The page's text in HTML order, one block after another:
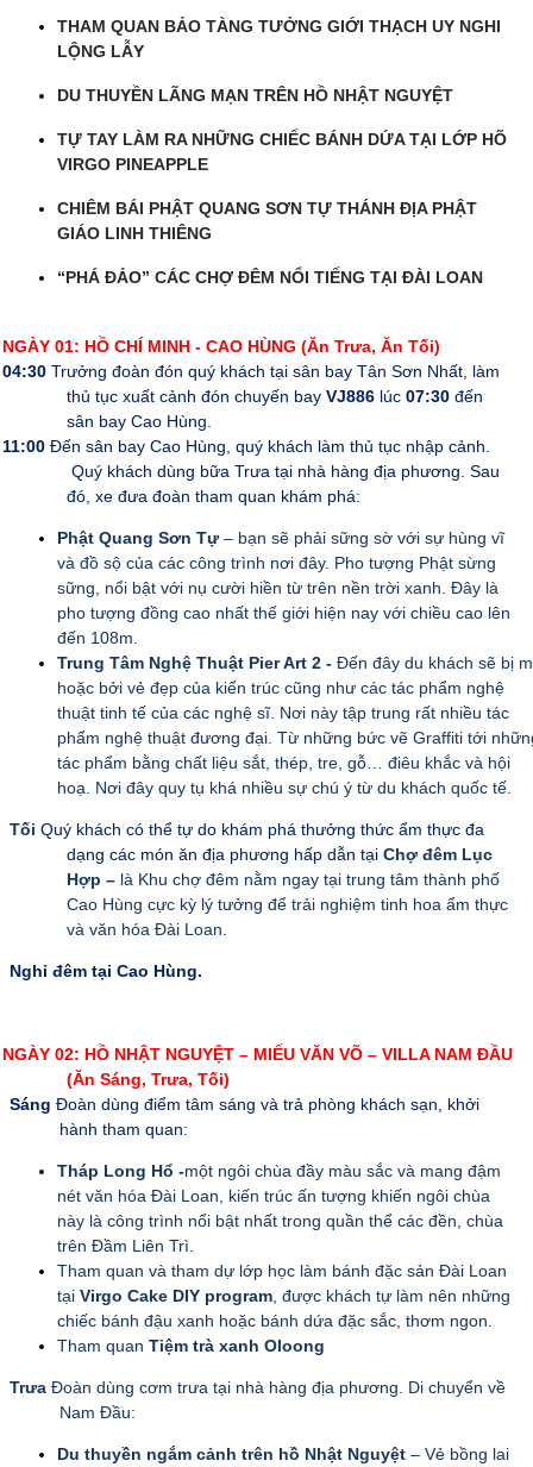
THAM QUAN BẢO TÀNG TƯỞNG GIỚI THẠCH UY NGHI
LỘNG LẪY
DU THUYỀN LÃNG MẠN TRÊN HỒ NHẬT NGUYỆT
TỰ TAY LÀM RA NHỮNG CHIẾC BÁNH DỨA TẠI LỚP HÕ
VIRGO PINEAPPLE
CHIÊM BÁI PHẬT QUANG SƠN TỰ THÁNH ĐỊA PHẬT
GIÁO LINH THIÊNG
“PHÁ ĐẢO” CÁC CHỢ ĐÊM NỔI TIẾNG TẠI ĐÀI LOAN
NGÀY 01: HỒ CHÍ MINH - CAO HÙNG (Ăn Trưa, Ăn Tối)
04:30 Trưởng đoàn đón quý khách tại sân bay Tân Sơn Nhất, làm
thủ tục xuất cảnh đón chuyến bay VJ886 lúc 07:30 đến
sân bay Cao Hùng.
11:00 Đến sân bay Cao Hùng, quý khách làm thủ tục nhập cảnh.
Quý khách dùng bữa Trưa tại nhà hàng địa phương. Sau
đó, xe đưa đoàn tham quan khám phá:
Phật Quang Sơn Tự– bạn sẽ phải sững sờ với sự hùng vĩ
và đồ sộ của các công trình nơi đây. Pho tượng Phật sừng
sững, nổi bật với nụ cười hiền từ trên nền trời xanh. Đây là
pho tượng đồng cao nhất thế giới hiện nay với chiều cao lên
đến 108m.
Trung Tâm Nghệ Thuật Pier Art 2 - Đến đây du khách sẽ bị
hoặc bởi vẻ đẹp của kiến trúc cũng như các tác phẩm nghệ
thuật tinh tế của các nghệ sĩ. Nơi này tập trung rất nhiều tác
phẩm nghệ thuật đương đại. Từ những bức vẽ Graffiti tới
tác phẩm bằng chất liệu sắt, thép, tre, gỗ… điêu khắc và hội
hoạ. Nơi đây quy tụ khá nhiều sự chú ý từ du khách quốc tế.
Tối Quý khách có thể tự do khám phá thưởng thức ẩm thực đa
dạng các món ăn địa phương hấp dẫn tại Chợ đêm Lục
Hợp – là Khu chợ đêm nằm ngay tại trung tâm thành phố
Cao Hùng cực kỳ lý tưởng để trải nghiệm tinh hoa ẩm thực
và văn hóa Đài Loan
Nghỉ đêm tại Cao Hùng.
NGÀY 02: HỒ NHẬT NGUYỆT – MIẾU VĂN VÕ – VILLA NAM ĐẦU
(Ăn Sáng, Trưa, Tối)
Sáng Đoàn dùng điểm tâm sáng và trả phòng khách sạn, khởi
hành tham quan:
Tháp Long Hổ -một ngôi chùa đầy màu sắc và mang đậm
nét văn hóa Đài Loan, kiến trúc ấn tượng khiến ngôi chùa
này là công trình nổi bật nhất trong quần thể các đền, chùa
trên Đầm Liên Trì.
Tham quan và tham dự lớp học làm bánh đặc sản Đài Loan
tại Virgo Cake DIY program , được khách tự làm nên những
chiếc bánh đậu xanh hoặc bánh dứa đặc sắc, thơm ngon.
Tham quan Tiệm trà xanh Oloong
Trưa Đoàn dùng cơm trưa tại nhà hàng địa phương. Di chuyển về
Nam Đầu:
Du thuyền ngắm cảnh trên hồ Nhật Nguyệt – Vẻ bồng lai